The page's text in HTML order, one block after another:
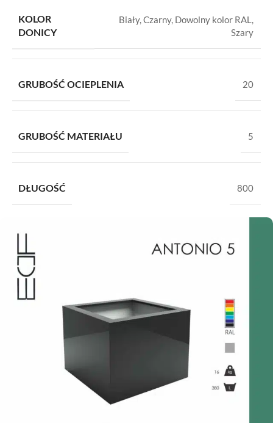
KOLOR
DONICY
Biały,Czarny, Dowolny kolor RAL,
Szary
GRUBOŚĆ OCIEPLENIA 20
GRUBOŚĆ MATERIAŁU 5
DŁUGOŚĆ 800